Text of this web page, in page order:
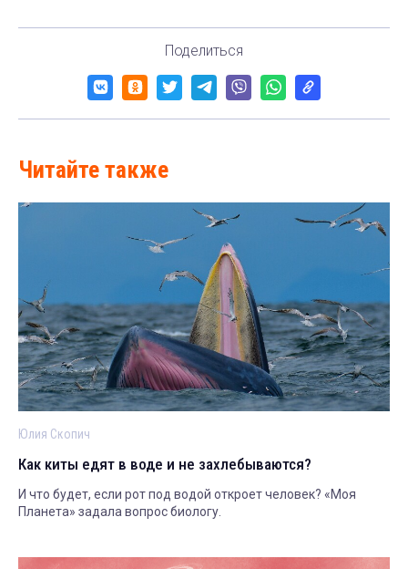
Поделиться
Читайте также
Юлия Скопич
Как киты едят в воде и не захлебываются?
И что будет, если рот под водой откроет человек? «Моя
Планета» задала вопрос биологу.